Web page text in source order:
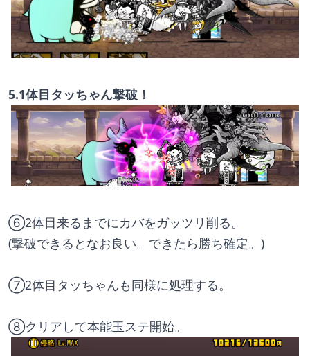
5.1体目タッちゃん撃破！
⑥2体目来るまでにカバをガッツリ削る。
(撃破できるとなお良い。できたら勝ち確定。)
⑦2体目タッちゃんも同様に処理する。
⑧クリアして本能玉ステ開始。